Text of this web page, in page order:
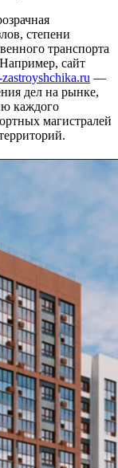
степени
транспорта
сайт
—
дел на рынке,
каждого
магистралей